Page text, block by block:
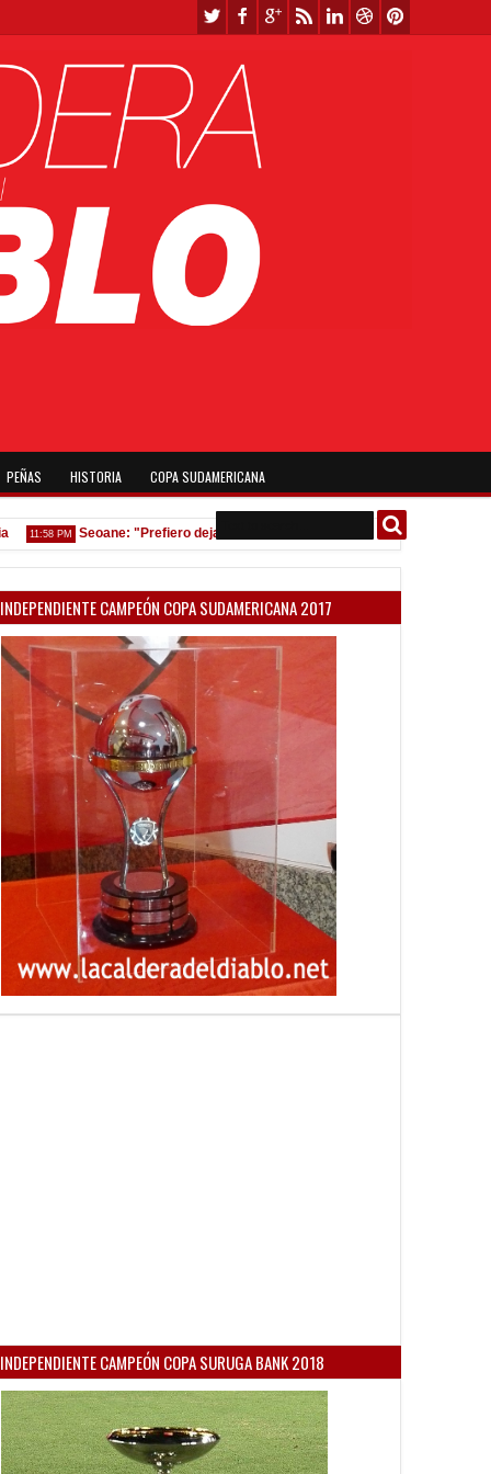
PEÑAS HISTORIA COPA SUDAMERICANA
PM Seoane: "Prefiero dejar la gestión y que venga gente nueva"
INDEPENDIENTE CAMPEÓN COPA SUDAMERICANA 2017
INDEPENDIENTE CAMPEÓN COPA SURUGA BANK 2018